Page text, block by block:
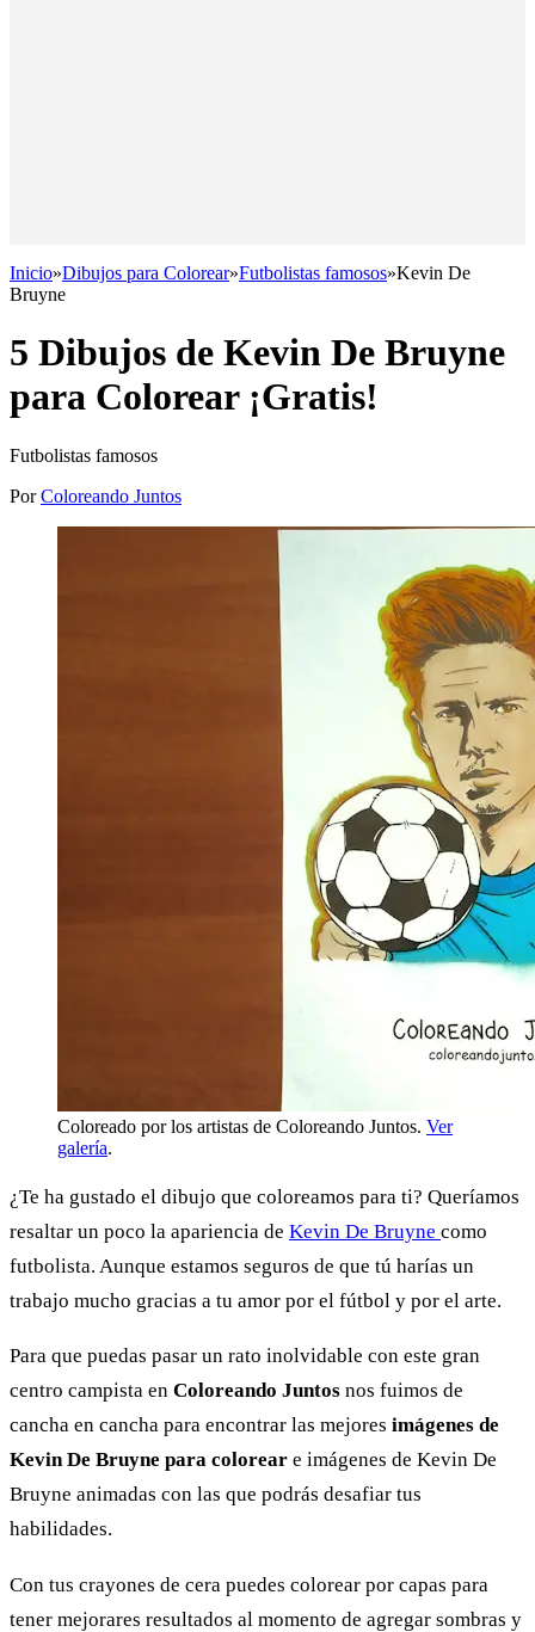
Inicio»Dibujos para Colorear»Futbolistas famosos»Kevin De
Bruyne
5 Dibujos de Kevin De Bruyne
para Colorear ¡Gratis!
Futbolistas famosos
PorColoreando Juntos
Coloreado por los artistas de Coloreando Juntos. Ver
galería.
¿Te ha gustado el dibujo que coloreamos para ti? Queríamos
resaltar un poco la apariencia de Kevin De Bruyne como
futbolista. Aunque estamos seguros de que tú harías un
trabajo mucho gracias a tu amor por el fútbol y por el arte.
Para que puedas pasar un rato inolvidable con este gran
centro campista en Coloreando Juntos nos fuimos de
cancha en cancha para encontrar las mejores imágenes de
Kevin De Bruyne para colorear e imágenes de Kevin De
Bruyne animadas con las que podrás desafiar tus
habilidades.
Con tus crayones de cera puedes colorear por capas para
tener mejorares resultados al momento de agregar sombras y